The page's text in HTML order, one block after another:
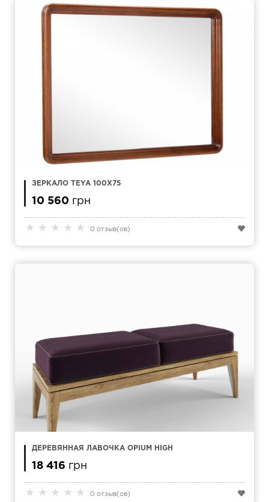
★ ★ ★ ★ ★ 0 отзыв(ов)
ЗЕРКАЛО TEYA 100Х75
10 560 грн
★ ★ ★ ★ ★ 0 отзыв(ов)
ДЕРЕВЯННАЯ ЛАВОЧКА OPIUM HIGH
18 416 грн